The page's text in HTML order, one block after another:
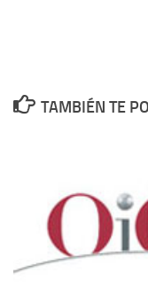
TAMBIÉN TE